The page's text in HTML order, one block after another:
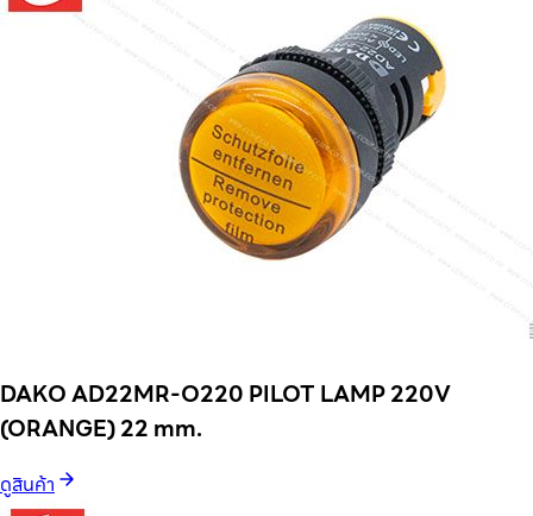
DAKO AD22MR-O220 PILOT LAMP 220V
(ORANGE) 22 mm.
ดูสินค้า